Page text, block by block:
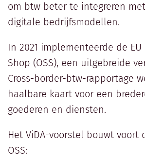
om btw beter te integreren
digitale bedrijfsmodellen.
In 2021 implementeerde de
Shop (OSS), een uitgebreide
Cross-border-btw-rapportage
haalbare kaart voor een
goederen en diensten.
Het ViDA-voorstel bouwt voort
OSS: